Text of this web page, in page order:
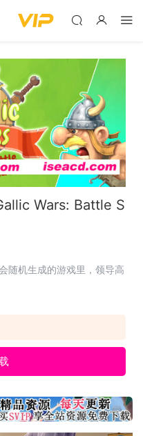
Wars: Battle S
随机生成的游戏里，领导高